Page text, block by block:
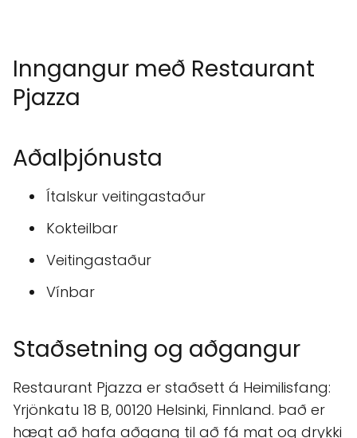
Inngangur með Restaurant
Pjazza
Aðalþjónusta
Ítalskur veitingastaður
Kokteilbar
Veitingastaður
Vínbar
Staðsetning og aðgangur
Restaurant Pjazza er staðsett á Heimilisfang:
Yrjönkatu 18 B, 00120 Helsinki, Finnland. Það er
hægt að hafa aðgang til að fá mat og drykki